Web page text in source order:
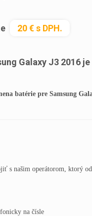
20 € s DPH.
Galaxy J3 2016 je
batérie pre Samsung
s našim operátorom, ktorý
na čísle